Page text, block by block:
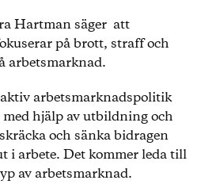
Hartman säger att
på brott, straff och
arbetsmarknad.
arbetsmarknadspolitik
hjälp av utbildning och
och sänka bidragen
i arbete. Det kommer leda till
av arbetsmarknad.